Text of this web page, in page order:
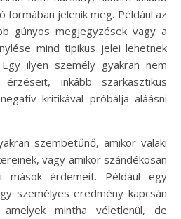
formában jelenik meg. Például az
gúnyos megjegyzések vagy a
mind tipikus jelei lehetnek
ilyen személy gyakran nem
inkább szarkasztikus
kritikával próbálja aláásni
szembetűnő, amikor valaki
vagy amikor szándékosan
mások érdemeit. Például egy
személyes eredmény kapcsán
mintha véletlenül, de